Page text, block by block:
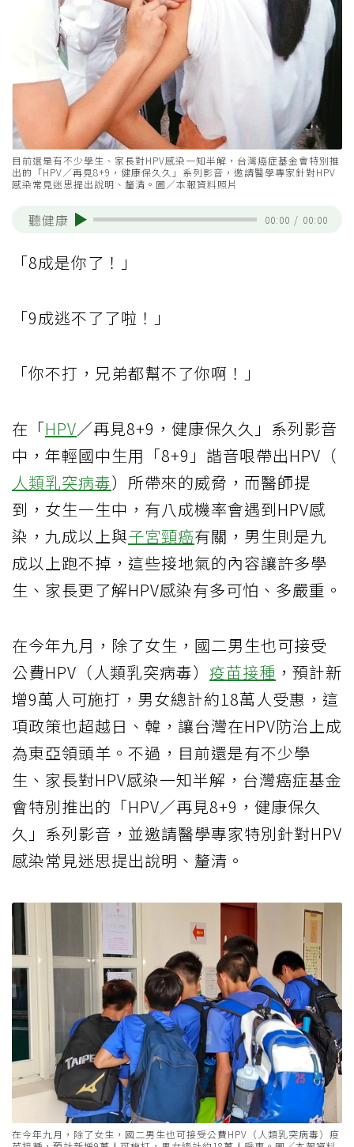
目前還是有不少學生、家長對HPV感染一知半解，台灣癌症基金會特別推
出的「HPV／再見8+9，健康保久久」系列影音，邀請醫學專家針對HPV
感染常見迷思提出說明、釐清。圖／本報資料照片
聽健康 00:00 / 00:00
「8成是你了！」
「9成逃不了了啦！」
「你不打，兄弟都幫不了你啊！」
在「HPV／再見8+9，健康保久久」系列影音
中，年輕國中生用「8+9」諧音哏帶出HPV（
人類乳突病毒）所帶來的威脅，而醫師提
到，女生一生中，有八成機率會遇到HPV感
染，九成以上與子宮頸癌有關，男生則是九
成以上跑不掉，這些接地氣的內容讓許多學
生、家長更了解HPV感染有多可怕、多嚴重。
在今年九月，除了女生，國二男生也可接受
公費HPV（人類乳突病毒） 疫苗接種 ，預計新
增9萬人可施打，男女總計約18萬人受惠，這
項政策也超越日、韓，讓台灣在HPV防治上成
為東亞領頭羊。不過，目前還是有不少學
生、家長對HPV感染一知半解，台灣癌症基金
會特別推出的「HPV／再見8+9，健康保久
久」系列影音，並邀請醫學專家特別針對HPV
感染常見迷思提出說明、釐清。
在今年九月，除了女生，國二男生也可接受公費HPV（人類乳突病毒）疫